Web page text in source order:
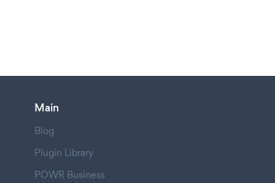
Main
Blog
Plugin Library
POWR Business